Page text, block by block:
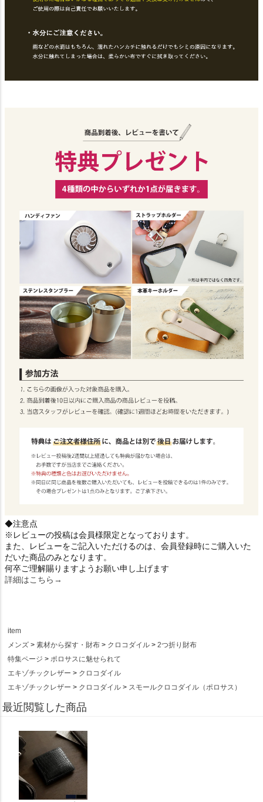
◆注意点
※レビューの投稿は会員様限定となっております。
また、レビューをご記入いただけるのは、会員登録時にご購入いた
だいた商品のみとなります。
何卒ご理解賜りますようお願い申し上げます
詳細はこちら→
item
メンズ
素材から探す・財布 クロコダイル
2つ折り財布
特集ページ
ポロサスに魅せられて
エキゾチックレザー
クロコダイル
エキゾチックレザー
クロコダイル スモールクロコダイル（ポロサス）
最近閲覧した商品